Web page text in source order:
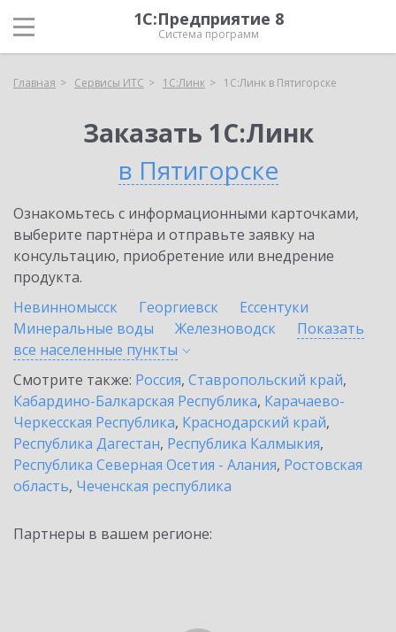
1С:Предприятие 8
Система программ
Главная Сервисы ИТС 1С:Линк 1С:Линк в Пятигорске
Заказать 1С:Линк
в Пятигорске
Ознакомьтесь с информационными карточками,
выберите партнёра и отправьте заявку на
консультацию, приобретение или внедрение
продукта.
Невинномысск
Георгиевск
Ессентуки
Минеральные воды
Железноводск
Показать
все населенные пункты
Смотрите также: Россия, Ставропольский край,
Кабардино-Балкарская Республика, Карачаево-
Черкесская Республика, Краснодарский край,
Республика Дагестан, Республика Калмыкия,
Республика Северная Осетия - Алания, Ростовская
область, Чеченская республика
Партнеры в вашем регионе: